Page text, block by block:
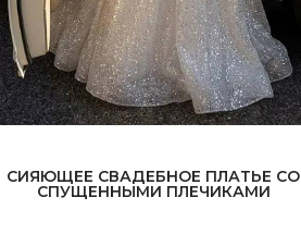
СИЯЮЩЕЕ СВАДЕБНОЕ ПЛАТЬЕ СО
СПУЩЕННЫМИ ПЛЕЧИКАМИ